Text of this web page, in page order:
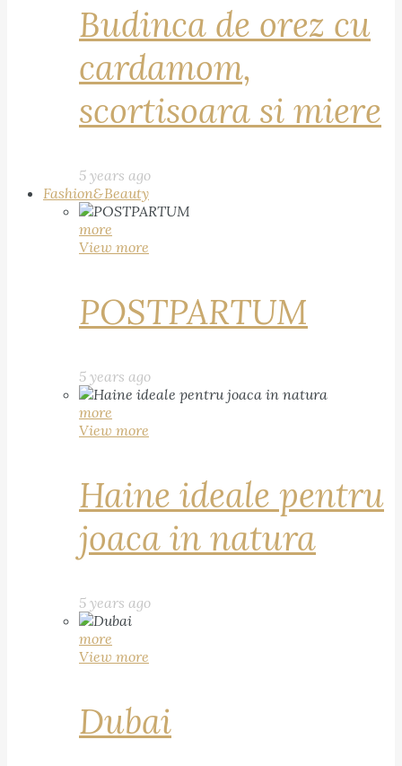
Budinca de orez cu
cardamom,
scortisoara si miere
5 years ago
Fashion&Beauty
more
View more
POSTPARTUM
5 years ago
more
View more
Haine ideale pentru
joaca in natura
5 years ago
more
View more
Dubai